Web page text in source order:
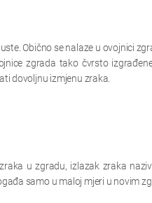
Obično se nalaze u ovojnici
zgrada tako čvrsto
dovoljnu izmjenu zraka.
u zgradu, izlazak zraka
samo u maloj mjeri u novim